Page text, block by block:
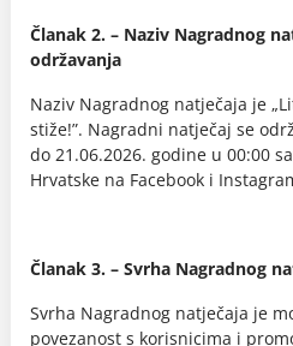
Članak 2. – Naziv Nagradnog
održavanja
Naziv Nagradnog natječaja je
stiže!”. Nagradni natječaj se
do 21.06.2026. godine u 00:00
Hrvatske na Facebook i
Članak 3. – Svrha Nagradnog
Svrha Nagradnog natječaja je
povezanost s korisnicima i